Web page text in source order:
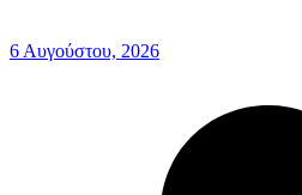
6 Αυγούστου, 2026